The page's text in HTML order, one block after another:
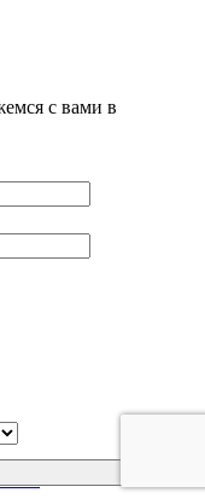
с вами в